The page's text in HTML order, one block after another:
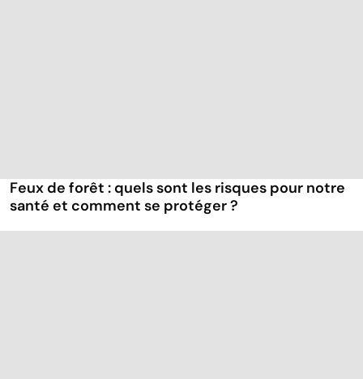
Feux de forêt : quels sont les risques pour notre
santé et comment se protéger ?